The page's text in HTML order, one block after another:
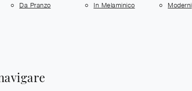
Da Pranzo In Melaminico Moderni